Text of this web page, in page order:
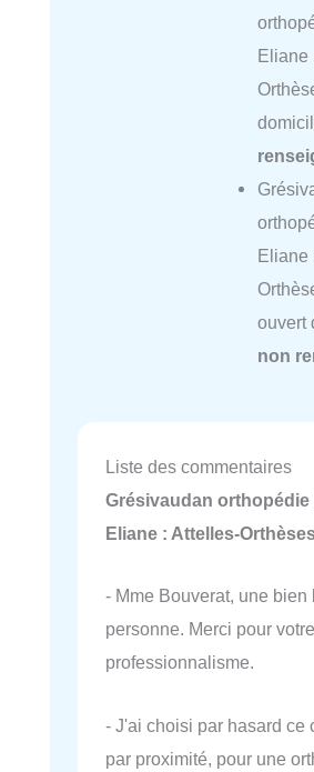
Eliane
Eliane
ouvert
non
Liste des commentaires
Grésivaudan
Eliane : Attelles-
- Mme Bouverat, une bien
personne. Merci pour votre
professionnalisme.
- J'ai choisi par hasard ce
par proximité, pour une